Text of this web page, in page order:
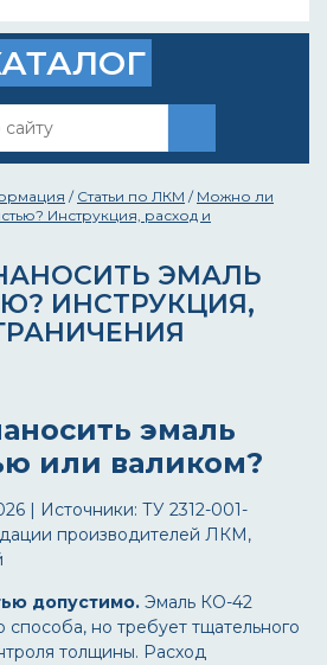
/ Статьи по ЛКМ / Можно ли
Инструкция, расход и
ЭМАЛЬ
ИНСТРУКЦИЯ,
эмаль
или валиком?
| Источники: ТУ 2312-001-
производителей ЛКМ,
допустимо. Эмаль КО-42
способа, но требует тщательного
толщины. Расход